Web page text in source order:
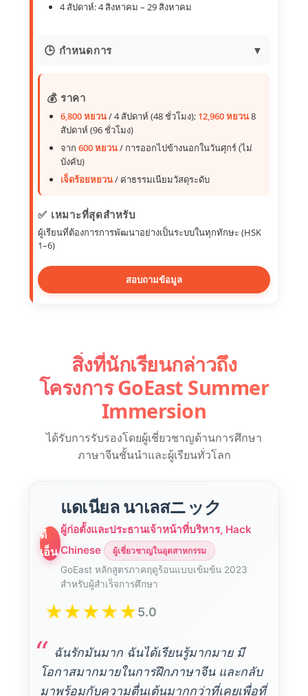
4 สัปดาห์: 4 สิงหาคม – 29 สิงหาคม
🕒 กำหนดการ ▼
ตัวเลือก
💰 ราคา
6,800 หยวน/ 4 สัปดาห์ (48 ชั่วโมง); 12,960 หยวน8
สัปดาห์ (96 ชั่วโมง)
จาก600 หยวน/ การออกไปข้างนอกในวันศุกร์ (ไม่
บังคับ)
เจ็ดร้อยหยวน/ ค่าธรรมเนียมวัสดุระดับ
✅ เหมาะที่สุดสำหรับ
ผู้เรียนที่ต้องการการพัฒนาอย่างเป็นระบบในทุกทักษะ (HSK
1–6)
สอบถามข้อมูล
สิ่งที่นักเรียนกล่าวถึง
โครงการ GoEast Summer
Immersion
ได้รับการรับรองโดยผู้เชี่ยวชาญด้านการศึกษา
ภาษาจีนชั้นนำและผู้เรียนทั่วโลก
ดี
เอ็น
แดเนียล นาเลสニック
ผู้ก่อตั้งและประธานเจ้าหน้าที่บริหาร, Hack
Chinese
ผู้เชี่ยวชาญในอุตสาหกรรม
GoEast หลักสูตรภาคฤดูร้อนแบบเข้มข้น 2023
สำหรับผู้สำเร็จการศึกษา
★★★★★5.0
“ ฉันรักมันมาก ฉันได้เรียนรู้มากมาย มี
โอกาสมากมายในการฝึกภาษาจีน และกลับ
มาพร้อมกับความตื่นเต้นมากกว่าที่เคยเพื่อที่